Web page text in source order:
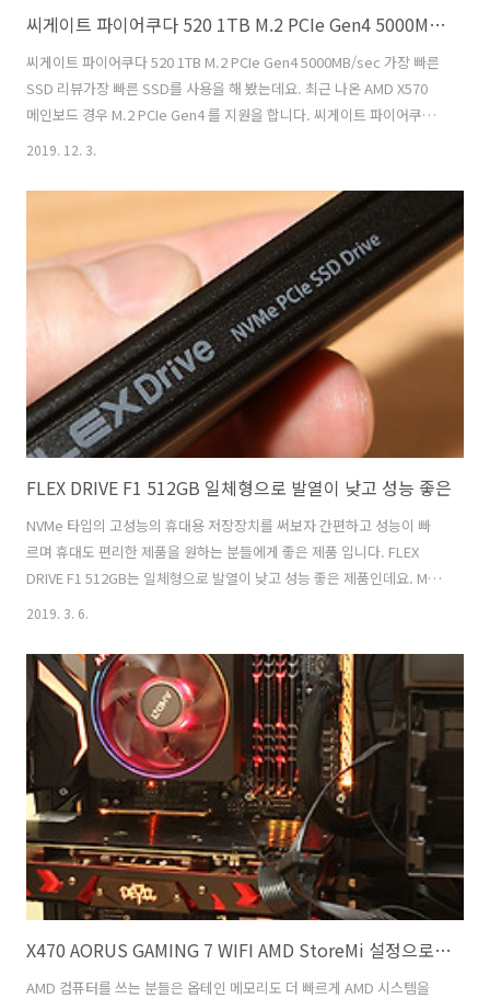
씨게이트 파이어쿠다 520 1TB M.2 PCIe Gen4 5000MB/sec 가장 빠른 SSD 리뷰
씨게이트 파이어쿠다 520 1TB M.2 PCIe Gen4 5000MB/sec 가장 빠른
SSD 리뷰가장 빠른 SSD를 사용을 해 봤는데요. 최근 나온 AMD X570
메인보드 경우 M.2 PCIe Gen4 를 지원을 합니다. 씨게이트 파이어쿠다
520 1TB를 이용해서 M.2 PCIe Gen4 x4로 연결을 해 봤는데요.
뷰가 될 것 같은데요. 지금 M.2 PCIe Gen4 NVME SSD는 몇가지 나와있
지만 그 중에서 씨게이트 파이어쿠다 520은 가장 성능이 높은 타입 입니
다. 램방열판도 따로는 없어서 요즘 추세인 메인보드에 M.2 방열판을 같
이 이용할 수 있는 장점도 있습니다. 실제로 사용해보니 안정성도 우수하
지만 OS를..
2019. 12. 3.
FLEX DRIVE F1 512GB 일체형으로 발열이 낮고 성능 좋은
NVMe 타입의 고성능의 휴대용 저장장치를 써보자 간편하고 성능이 빠
르며 휴대도 편리한 제품을 원하는 분들에게 좋은 제품 입니다. FLEX
DRIVE F1 512GB는 일체형으로 발열이 낮고 성능 좋은 제품인데요. M.2
SSD를 USB로 쓸 수 있게 해주는 범용 케이스는 존재 합니다. FLEX
고 실제로 발열이 낮다는 점 입니다. NVMe SSD를 USB로 연결해서 사
용을 저도 해본적이 있지만 발열이 무척 높았습니다. 물론 그 발열 때문
에 장치가 문제를 일으키진 않으나 성능이 약간 하락할 수 는 있죠. 물론
장치는 발열이 낮은게 좋아서 전체적인 안정성을 위해서는 발열을 어느
정도 낮춰주는게 도움이 됩니다.최대용량 1TB까지 나와있..
2019. 3. 6.
X470 AORUS GAMING 7 WIFI AMD StoreMi 설정으로 더 빠르게
AMD 컴퓨터를 쓰는 분들은 옵테인 메모리도 더 빠르게 AMD 시스템을